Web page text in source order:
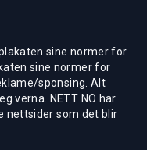
sine normer for
sine normer for
sponsing. Alt
verna. NETT NO har
nettsider som det blir